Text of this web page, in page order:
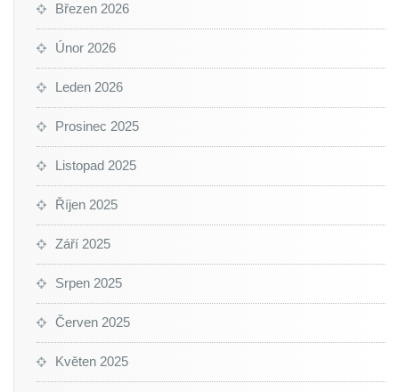
Březen 2026
Únor 2026
Leden 2026
Prosinec 2025
Listopad 2025
Říjen 2025
Září 2025
Srpen 2025
Červen 2025
Květen 2025